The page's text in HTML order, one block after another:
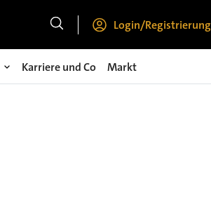
Login/Registrierung
Karriere und Co Markt